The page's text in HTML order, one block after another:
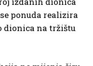
ponuda realizira
dionica na tržištu